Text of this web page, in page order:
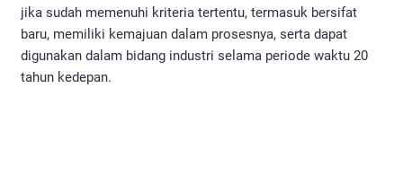
jika sudah memenuhi kriteria tertentu, termasuk bersifat
baru, memiliki kemajuan dalam prosesnya, serta dapat
digunakan dalam bidang industri selama periode waktu 20
tahun kedepan.